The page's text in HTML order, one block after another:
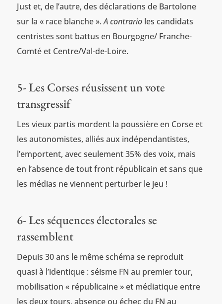
Just et, de l’autre, des déclarations de Bartolone
sur la « race blanche ».A contrarioles candidats
centristes sont battus en Bourgogne/ Franche-
Comté et Centre/Val-de-Loire.
5- Les Corses réusissent un vote
transgressif
Les vieux partis mordent la poussière en Corse et
les autonomistes, alliés aux indépendantistes,
l’emportent, avec seulement 35% des voix, mais
en l’absence de tout front républicain et sans que
les médias ne viennent perturber le jeu !
6- Les séquences électorales se
rassemblent
Depuis 30 ans le même schéma se reproduit
quasi à l’identique : séisme FN au premier tour,
mobilisation « républicaine » et médiatique entre
les deux tours, absence ou échec du FN au